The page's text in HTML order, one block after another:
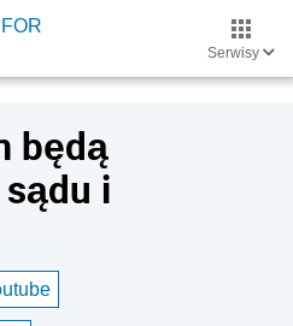
Serwisy
będą
i